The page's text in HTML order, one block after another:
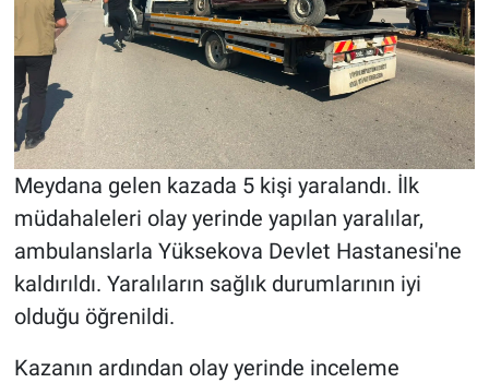
Meydana gelen kazada 5 kişi yaralandı. İlk
müdahaleleri olay yerinde yapılan yaralılar,
ambulanslarla Yüksekova Devlet Hastanesi'ne
kaldırıldı. Yaralıların sağlık durumlarının iyi
olduğu öğrenildi.
Kazanın ardından olay yerinde inceleme